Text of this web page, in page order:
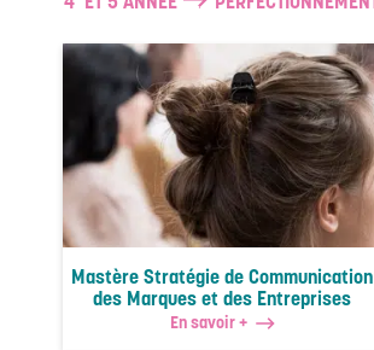
Mastère Stratégie de Communication
des Marques et des Entreprises
En savoir +